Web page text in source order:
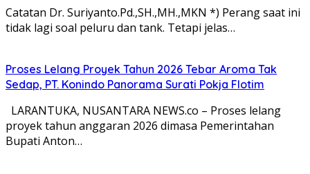
Catatan Dr. Suriyanto.Pd.,SH.,MH.,MKN *) Perang saat ini
tidak lagi soal peluru dan tank. Tetapi jelas…
Proses Lelang Proyek Tahun 2026 Tebar Aroma Tak
Sedap, PT. Konindo Panorama Surati Pokja Flotim
LARANTUKA, NUSANTARA NEWS.co – Proses lelang
proyek tahun anggaran 2026 dimasa Pemerintahan
Bupati Anton…